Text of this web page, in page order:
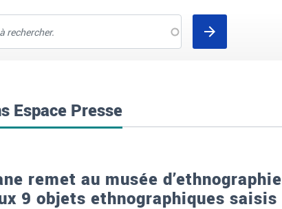
Espace Presse
remet au musée
9 objets ethnographiques